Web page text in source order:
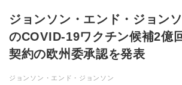
ジョンソン・エンド・ジョン
のCOVID-19ワクチン候補2億
契約の欧州委承認を発表
ジョンソン・エンド・ジョンソン